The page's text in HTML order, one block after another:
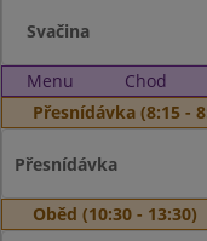
Svačina
Menu Chod
Přesnídávka (8:15 -
Přesnídávka
Oběd (10:30 - 13:30)